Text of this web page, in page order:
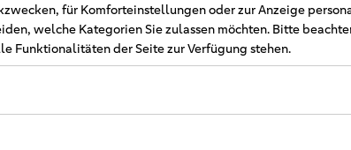
für Komforteinstellungen oder zur Anzeige
welche Kategorien Sie zulassen möchten. Bitte
Funktionalitäten der Seite zur Verfügung stehen.